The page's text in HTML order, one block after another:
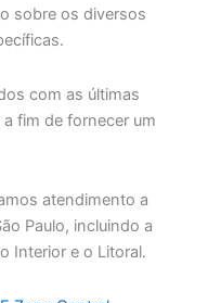
sobre os diversos
com as últimas
fim de fornecer um
atendimento a
Paulo, incluindo a
Interior e o Litoral.